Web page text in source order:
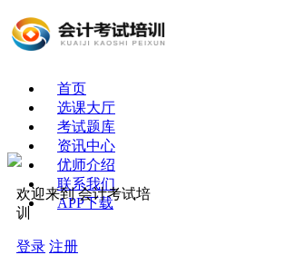
首页
选课大厅
考试题库
资讯中心
优师介绍
联系我们
APP下载
欢迎来到 会计考试培
训
登录 注册